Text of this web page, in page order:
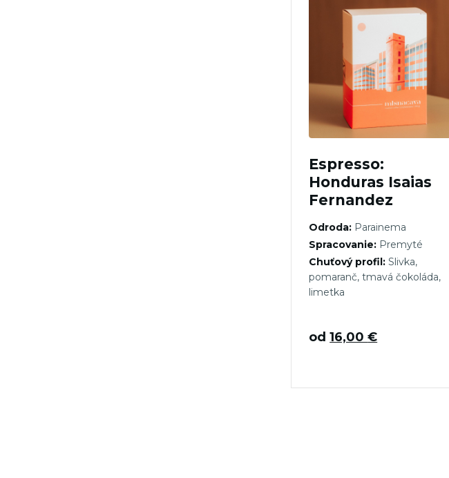
Espresso:
Honduras Isaias
Fernandez
Odroda: Parainema
Spracovanie: Premyté
Chuťový profil: Slivka,
pomaranč, tmavá čokoláda,
limetka
od16,00€